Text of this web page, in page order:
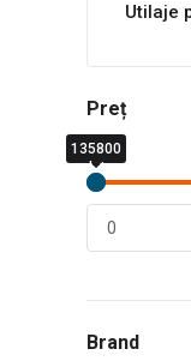
Utilaje
Preț
0
lei
135800
lei
Brand